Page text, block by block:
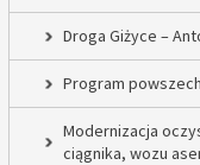
Droga Giżyce –
Program
Modernizacja
ciągnika, wozu